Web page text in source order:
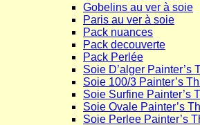
Gobelins au ver à soie
Paris au ver à soie
Pack nuances
Pack decouverte
Pack Perlée
Soie D’alger Painter’s
Soie 100/3 Painter’s
Soie Surfine Painter’s
Soie Ovale Painter’s
Soie Perlee Painter’s